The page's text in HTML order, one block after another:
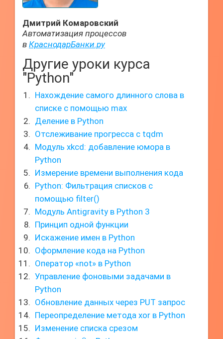
Дмитрий Комаровский
Автоматизация процессов
в КраснодарБанки.ру
Другие уроки курса
"Python"
Нахождение самого длинного слова в
списке с помощью max
Деление в Python
Отслеживание прогресса с tqdm
Модуль xkcd: добавление юмора в
Python
Измерение времени выполнения кода
Python: Фильтрация списков с
помощью filter()
Модуль Antigravity в Python 3
Принцип одной функции
Искажение имен в Python
Оформление кода на Python
Оператор «not» в Python
Управление фоновыми задачами в
Python
Обновление данных через PUT запрос
Переопределение метода xor в Python
Изменение списка срезом